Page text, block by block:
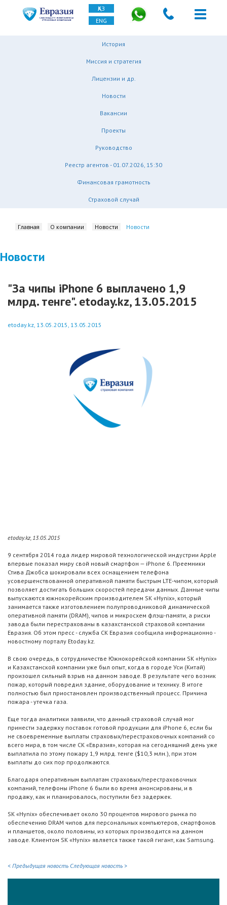
ҚАЗ
ENG
История
Миссия и стратегия
Лицензии и др.
Новости
Вакансии
Проекты
Руководство
Реестр агентов - 01.07.2026, 15:30
Финансовая грамотность
Страховой случай
Главная О компании Новости Новости
Новости
"За чипы iPhone 6 выплачено 1,9
млрд. тенге". etoday.kz, 13.05.2015
etoday.kz, 13.05.2015, 13.05.2015
etoday.kz, 13.05.2015
9 сентября 2014 года лидер мировой технологической индустрии Apple
впервые показал миру свой новый смартфон — iPhone 6. Преемники
Стива Джобса шокировали всех оснащением телефона
усовершенствованной оперативной памяти быстрым LTE-чипом, который
позволяет достигать больших скоростей передачи данных. Данные чипы
выпускаются южнокорейским производителем SK «Hynix», который
занимается также изготовлением полупроводниковой динамической
оперативной памяти (DRAM), чипов и микросхем флэш-памяти, а риски
завода были перестрахованы в казахстанской страховой компании
Евразия. Об этом пресс - служба СК Евразия сообщила информационно -
новостному порталу Etoday.kz.
В свою очередь, в сотрудничестве Южнокорейской компании SK «Hynix»
и Казахстанской компании уже был опыт, когда в городе Уси (Китай)
произошел сильный взрыв на данном заводе. В результате чего возник
пожар, который повредил здание, оборудование и технику. В итоге
полностью был приостановлен производственный процесс. Причина
пожара - утечка газа.
Еще тогда аналитики заявили, что данный страховой случай мог
принести задержку поставок готовой продукции для iPhone 6, если бы
не своевременные выплаты страховых/перестраховочных компаний со
всего мира, в том числе СК «Евразия», которая на сегодняшний день уже
выплатила по этому пожару 1,9 млрд. тенге ($10,3 млн.), при этом
выплаты до сих пор продолжаются.
Благодаря оперативным выплатам страховых/перестраховочных
компаний, телефоны iPhone 6 были во время анонсированы, и в
продажу, как и планировалось, поступили без задержек.
SK «Hynix» обеспечивает около 30 процентов мирового рынка по
обеспечению DRAM чипов для персональных компьютеров, смартфонов
и планшетов, около половины, из которых производится на данном
заводе. Клиентом SK «Hynix» является также такой гигант, как Samsung.
< Предыдущая новость Следующая новость >